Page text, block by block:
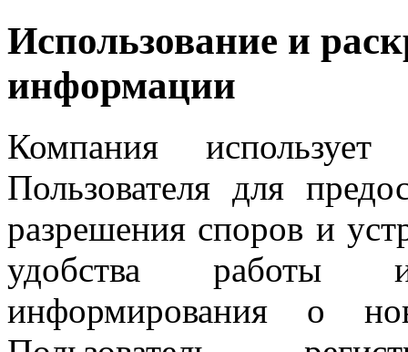
Использование и
информации
Компания
Пользователя для
разрешения споров и
удобства работы
информирования о